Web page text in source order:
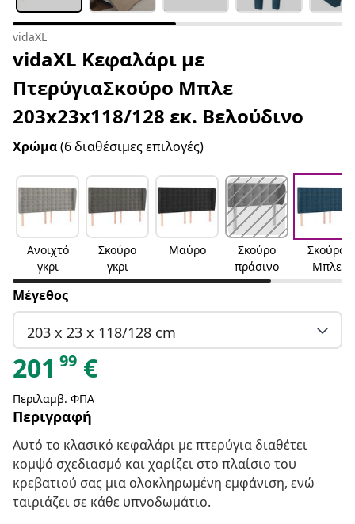
vidaXL
vidaXL Κεφαλάρι με
ΠτερύγιαΣκούρο Μπλε
203x23x118/128 εκ. Βελούδινο
Χρώμα(6 διαθέσιμες επιλογές)
Ανοιχτό
γκρι
Σκούρο
γκρι
Μαύρο
Σκούρο
πράσινο
Σκούρο
Μπλε
Μέγεθος
203 x 23 x 118/128 cm
201 99 €
Περιλαμβ. ΦΠΑ
Περιγραφή
Αυτό το κλασικό κεφαλάρι με πτερύγια διαθέτει
κομψό σχεδιασμό και χαρίζει στο πλαίσιο του
κρεβατιού σας μια ολοκληρωμένη εμφάνιση, ενώ
ταιριάζει σε κάθε υπνοδωμάτιο.